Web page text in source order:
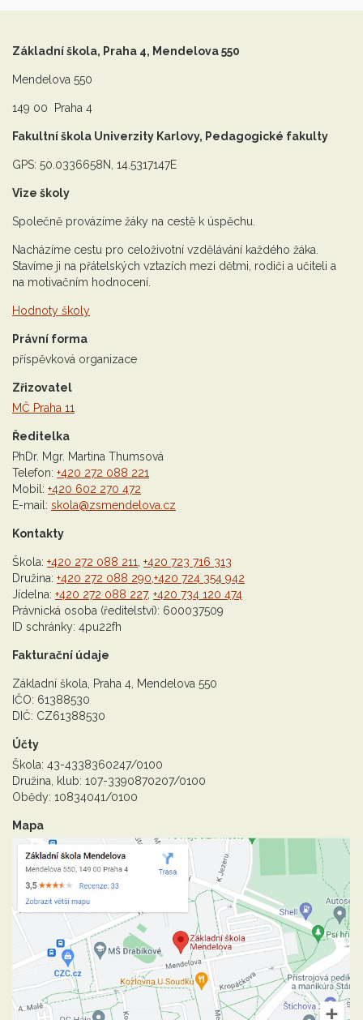
Základní škola, Praha 4, Mendelova 550
Mendelova 550
149 00 Praha 4
Fakultní škola Univerzity Karlovy, Pedagogické fakulty
GPS: 50.0336658N, 14.5317147E
Vize školy
Společně provázíme žáky na cestě k úspěchu.
Nacházíme cestu pro celoživotní vzdělávání každého žáka.
Stavíme ji na přátelských vztazích mezi dětmi, rodiči a učiteli a
na motivačním hodnocení.
Hodnoty školy
Právní forma
příspěvková organizace
Zřizovatel
MČ Praha 11
Ředitelka
PhDr. Mgr. Martina Thumsová
Telefon: +420 272 088 221
Mobil: +420 602 270 472
E-mail: skola@zsmendelova.cz
Kontakty
Škola: +420 272 088 211 +420 723 716 313
Družina: +420 272 088 290 +420 724 354 942
Jídelna: +420 272 088 227, +420 734 120 474
Právnická osoba (ředitelství): 600037509
ID schránky: 4pu22fh
Fakturační údaje
Základní škola, Praha 4, Mendelova 550
IČO: 61388530
DIČ: CZ61388530
Účty
Škola: 43-4338360247/0100
Družina, klub: 107-3390870207/0100
Obědy: 10834041/0100
Mapa